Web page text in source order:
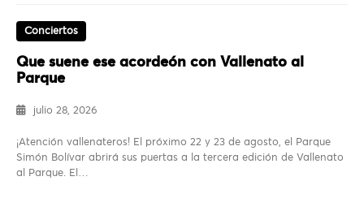
Conciertos
Que suene ese acordeón con Vallenato al
Parque
julio 28, 2026
¡Atención vallenateros! El próximo 22 y 23 de agosto, el Parque
Simón Bolívar abrirá sus puertas a la tercera edición de Vallenato
al Parque. El…